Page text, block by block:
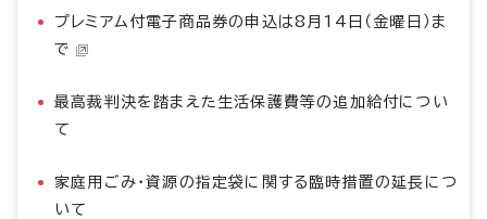
プレミアム付電子商品券の申込は8月14日（金曜日）ま
で
最高裁判決を踏まえた生活保護費等の追加給付につい
て
家庭用ごみ・資源の指定袋に関する臨時措置の延長につ
いて